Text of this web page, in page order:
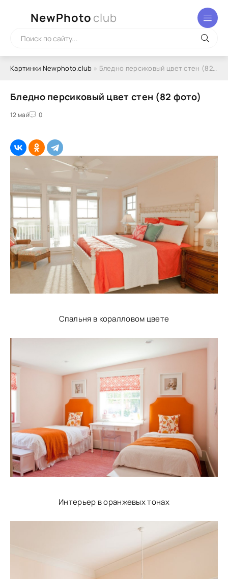
NewPhoto club
Картинки Newphoto.club » Бледно персиковый цвет стен (82 фото)
Бледно персиковый цвет стен (82 фото)
12 май 0
Спальня в коралловом цвете
Интерьер в оранжевых тонах